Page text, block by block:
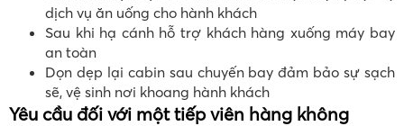
dịch vụ ăn uống cho hành khách
Sau khi hạ cánh hỗ trợ khách hàng xuống máy bay
an toàn
Dọn dẹp lại cabin sau chuyến bay đảm bảo sự sạch
sẽ, vệ sinh nơi khoang hành khách
Yêu cầu đối với một tiếp viên hàng không